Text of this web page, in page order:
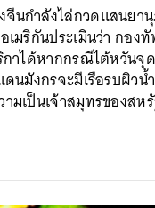
จีนกำลังไล่กวดแสนยา
เมริกันประเมินว่า กอง
กาได้หากกรณีไต้หวันจุ
นมังกรจะมีเรือรบผิว
มเป็นเจ้าสมุทรของสห